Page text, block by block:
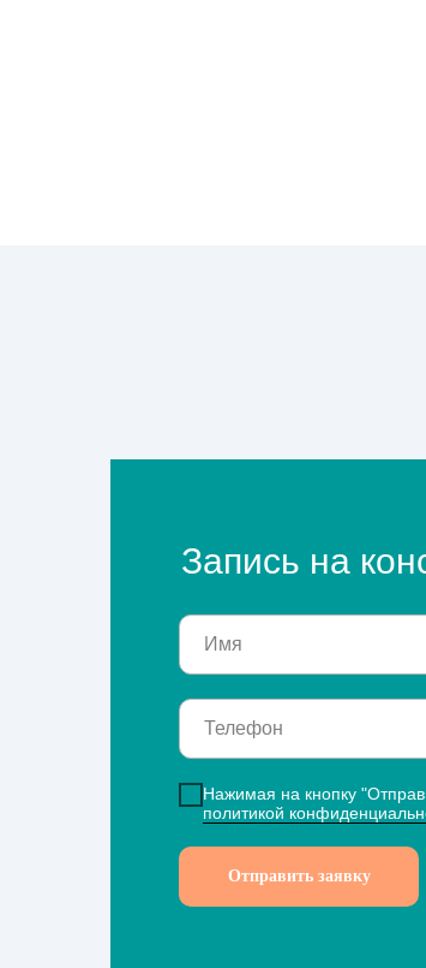
Запись на
Нажимая на кнопку
политикой
Отправить заявку